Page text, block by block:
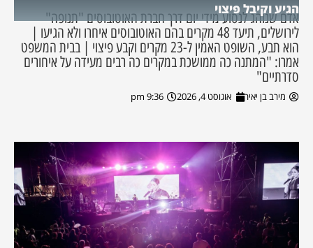
הגיע וקיבל פיצוי
אדם שנוהג לנסוע מידי יום דרך חברת האוטובוסים "תנופה"
לירושלים, תיעד 48 מקרים בהם האוטובוסים איחרו ולא הגיעו |
הוא תבע, השופט האמין ל-23 מקרים וקבע פיצוי | בבית המשפט
אמרו: "המתנה כה ממושכת במקרים כה רבים מעידה על איחורים
סדרתיים"
מירב בן יאיר אוגוסט 4, 2026 9:36 pm